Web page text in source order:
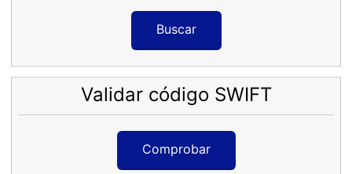
Buscar
Validar código SWIFT
Comprobar